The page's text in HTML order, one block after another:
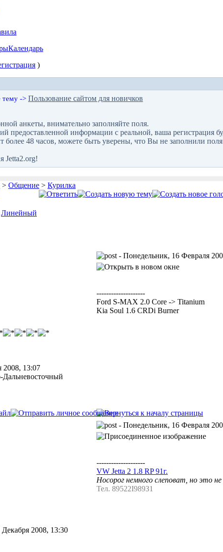
Календарь
)
тему -> Пользование сайтом для новичков
анкеты, внимательно заполняйте поля.
предоставленной информации с реальной, ваша регистрация
более 48 часов, можете быть уверены, что Вы не заполнили
Jetta2.org!
> Общение > Курилка
Линейный
- Понедельник, 16 Февраля
2008, 13:07
Дальневосточный
--------------------
Ford S-MAX 2.0 Core -> Titanium
Kia Soul 1.6 CRDi Burner
- Понедельник, 16 Февраля
2008, 13:30
--------------------
VW Jetta 2 1.8 RP 91г.
Носорог немного слеповат, но это не
Тел. 89522I989З1